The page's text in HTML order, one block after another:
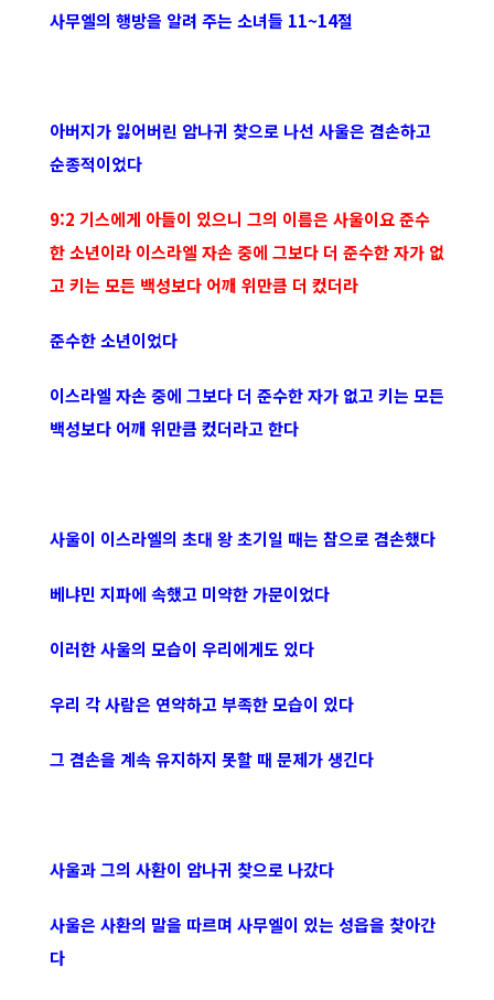
사무엘의 행방을 알려 주는 소녀들 11~14절
아버지가 잃어버린 암나귀 찾으로 나선 사울은 겸손하고
순종적이었다
9:2 기스에게 아들이 있으니 그의 이름은 사울이요 준수
한 소년이라 이스라엘 자손 중에 그보다 더 준수한 자가 없
고 키는 모든 백성보다 어깨 위만큼 더 컸더라
준수한 소년이었다
이스라엘 자손 중에 그보다 더 준수한 자가 없고 키는 모든
백성보다 어깨 위만큼 컸더라고 한다
사울이 이스라엘의 초대 왕 초기일 때는 참으로 겸손했다
베냐민 지파에 속했고 미약한 가문이었다
이러한 사울의 모습이 우리에게도 있다
우리 각 사람은 연약하고 부족한 모습이 있다
그 겸손을 계속 유지하지 못할 때 문제가 생긴다
사울과 그의 사환이 암나귀 찾으로 나갔다
사울은 사환의 말을 따르며 사무엘이 있는 성읍을 찾아간
다